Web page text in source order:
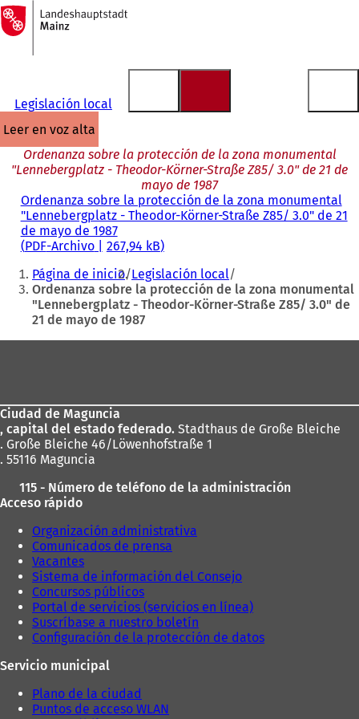
Saltar al contenido
A
la
página
Legislación local
leer en voz alta
Ordenanza sobre la protección de la zona monumental
"Lennebergplatz - Theodor-Körner-Straße Z85/ 3.0" de 21 de
mayo de 1987
Ordenanza sobre la protección de la zona monumental
"Lennebergplatz - Theodor-Körner-Straße Z85/ 3.0" de 21
de mayo de 1987
PDF-Archivo 267,94 kB
Estás
aquí:
Página de inicio Legislación local
Ordenanza sobre la protección de la zona monumental
"Lennebergplatz - Theodor-Körner-Straße Z85/ 3.0" de
21 de mayo de 1987
pies
Ciudad de Maguncia
, capital del estado federado. Stadthaus de Große Bleiche
. Große Bleiche 46/Löwenhofstraße 1
. 55116 Maguncia
115 - Número de teléfono de la administración
Acceso rápido
Organización administrativa
Comunicados de prensa
Vacantes
Sistema de información del Consejo
Concursos públicos
Portal de servicios (servicios en línea)
Suscríbase a nuestro boletín
Configuración de la protección de datos
Servicio municipal
Plano de la ciudad
Puntos de acceso WLAN